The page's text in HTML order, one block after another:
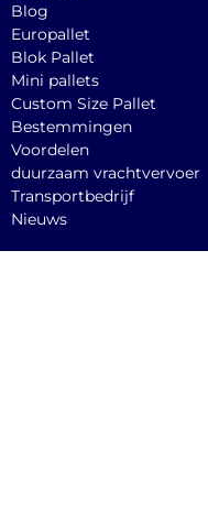
Blog
Europallet
Blok Pallet
Mini pallets
Custom Size Pallet
Bestemmingen
Voordelen
duurzaam vrachtvervoer
Transportbedrijf
Nieuws